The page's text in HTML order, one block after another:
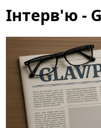
Інтерв'ю -